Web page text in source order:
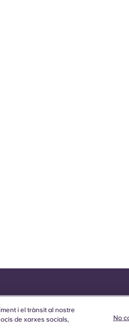
i el trànsit al nostre
de xarxes socials,
No